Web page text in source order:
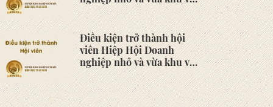
phía Nam
Điều kiện trở thành hội
viên Hiệp Hội Doanh
nghiệp nhỏ và vừa khu vực
phía Nam